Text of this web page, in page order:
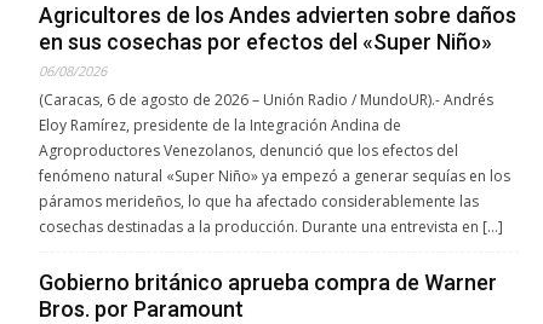
Agricultores de los Andes advierten sobre daños
en sus cosechas por efectos del «Super Niño»
06/08/2026
(Caracas, 6 de agosto de 2026 – Unión Radio / MundoUR).- Andrés
Eloy Ramírez, presidente de la Integración Andina de
Agroproductores Venezolanos, denunció que los efectos del
fenómeno natural «Super Niño» ya empezó a generar sequías en los
páramos merideños, lo que ha afectado considerablemente las
cosechas destinadas a la producción. Durante una entrevista en […]
Gobierno británico aprueba compra de Warner
Bros. por Paramount